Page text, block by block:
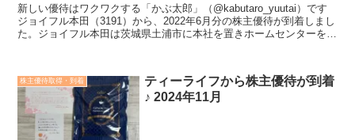
新しい優待はワクワクする「かぶ太郎」（@kabutaro_yuutai）です
ジョイフル本田（3191）から、2022年6月分の株主優待が到着しまし
た。ジョイフル本田は茨城県土浦市に本社を置きホームセンターを運
株主優待取得・到着
ティーライフから株主優待が到着
♪ 2024年11月